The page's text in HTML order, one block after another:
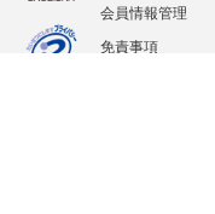
会員情報管理
免責事項